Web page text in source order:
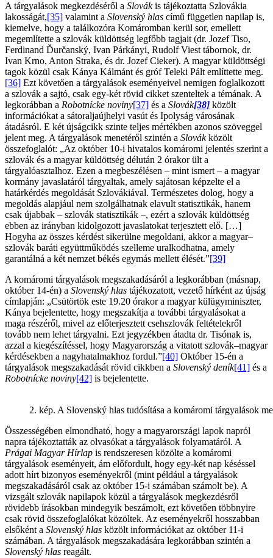
A tárgyalások megkezdéséről a Slovákis tájékoztatta Szlovákia
lakosságát,[35] valamint a Slovenský hlas című független napilap is,
kiemelve, hogy a találkozóra Komáromban kerül sor, emellett
megemlítette a szlovák küldöttség legfőbb tagjait (dr. Jozef Tiso,
Ferdinand Ďurčanský, Ivan Párkányi, Rudolf Viest tábornok, dr.
Ivan Krno, Anton Straka, és dr. Jozef Cieker). A magyar küldöttségi
tagok közül csak Kánya Kálmánt és gróf Teleki Pált említtette meg.
[36] Ezt követően a tárgyalások eseményeivel nemigen foglalkozott
a szlovák a sajtó, csak egy-két rövid cikket szenteltek a témának. A
legkorábban a Robotnícke noviny[37] és a Slovák[38] közölt
információkat a sátoraljaújhelyi vasút és Ipolyság városának
átadásról. E két újságcikk szinte teljes mértékben azonos szöveggel
jelent meg. A tárgyalások menetéről szintén a Slovákközölt
összefoglalót: „Az október 10-i hivatalos komáromi jelentés szerint a
szlovák és a magyar küldöttség délután 2 órakor ült a
tárgyalóasztalhoz. Ezen a megbeszélésen – mint ismert – a magyar
kormány javaslatáról tárgyaltak, amely sajátosan képzelte el a
határkérdés megoldását Szlovákiával. Természetes dolog, hogy a
megoldás alapjául nem szolgálhatnak elavult statisztikák, hanem
csak újabbak – szlovák statisztikák –, ezért a szlovák küldöttség
ebben az irányban kidolgozott javaslatokat terjesztett elő. […]
Hogyha az összes kérdést sikerülne megoldani, akkor a magyar–
szlovák baráti együttműködés szelleme uralkodhatna, amely
garantálná a két nemzet békés egymás mellett élését.”[39]
A komáromi tárgyalások megszakadásáról a legkorábban (másnap,
október 14-én) a Slovenský hlas tájékozatott, vezető hírként az újság
címlapján: „Csütörtök este 19.20 órakor a magyar külügyminiszter,
Kánya bejelentette, hogy megszakítja a további tárgyalásokat a
maga részéről, mivel az előterjesztett csehszlovák feltételekről
tovább nem lehet tárgyalni. Ezt jegyzékben átadta dr. Tisónak is,
azzal a kiegészítéssel, hogy Magyarország a vitatott szlovák–magyar
kérdésekben a nagyhatalmakhoz fordul.”[40] Október 15-én a
tárgyalások megszakadását rövid cikkben a Slovenský deník[41] és a
Robotnícke noviny[42] is bejelentette.
2. kép. A Slovenský hlas tudósítása a komáromi tárgyalások
Összességében elmondható, hogy a magyarországi lapok napról
napra tájékoztatták az olvasókat a tárgyalások folyamatáról. A
Prágai Magyar Hírlap is rendszeresen közölte a komáromi
tárgyalások eseményeit, ám előfordult, hogy egy-két nap késéssel
adott hírt bizonyos eseményekről (mint például a tárgyalások
megszakadásáról csak az október 15-i számában számolt be). A
vizsgált szlovák napilapok közül a tárgyalások megkezdésről
rövidebb írásokban mindegyik beszámolt, ezt követően többnyire
csak rövid összefoglalókat közöltek. Az eseményekről hosszabban
elsőként a Slovenský hlas közölt információkat az október 11-i
számában. A tárgyalások megszakadására legkorábban szintén a
Slovenský hlas reagált.